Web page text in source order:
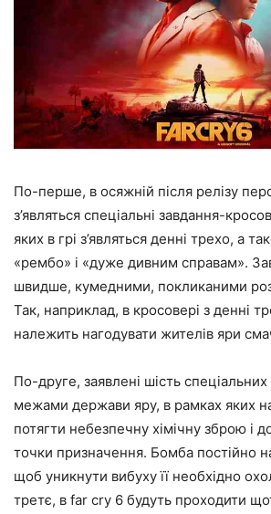
По-перше, в осяжній після релізу
з’являться спеціальні завдання-
яких в грі з’являться денні трехо, а
«рембо» і «дуже дивним справам».
швидше, кумедними, покликаними
Так, наприклад, в кросовері з денні
належить нагодувати жителів яри
По-друге, заявлені шість
межами держави яру, в рамках яких
потягти небезпечну хімічну зброю і
точки призначення. Бомба постійно
щоб уникнути вибуху її необхідно
третє, в far cry 6 будуть проходити